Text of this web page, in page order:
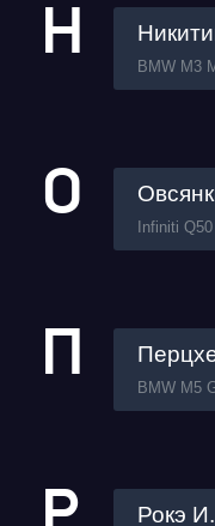
Н BMW M3
О Infiniti Q50
П BMW M5
Рокэ И.